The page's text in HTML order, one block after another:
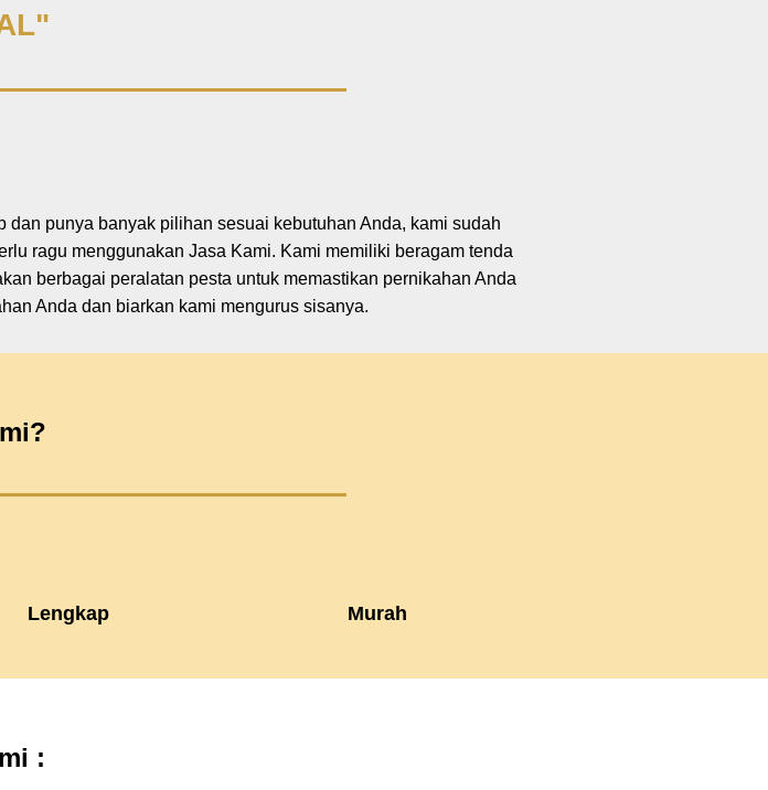
dan punya banyak pilihan sesuai kebutuhan Anda, kami sudah
ragu menggunakan Jasa Kami. Kami memiliki beragam tenda
berbagai peralatan pesta untuk memastikan pernikahan Anda
Anda dan biarkan kami mengurus sisanya.
Lengkap Murah
: